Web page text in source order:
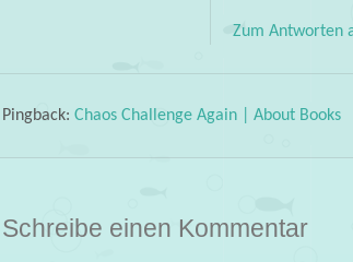
Zum Antworten
Pingback: Chaos Challenge Again | About Books
Schreibe einen Kommentar